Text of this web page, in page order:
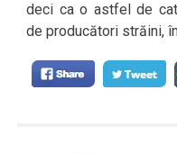
deci ca o astfel de
de producători străini,